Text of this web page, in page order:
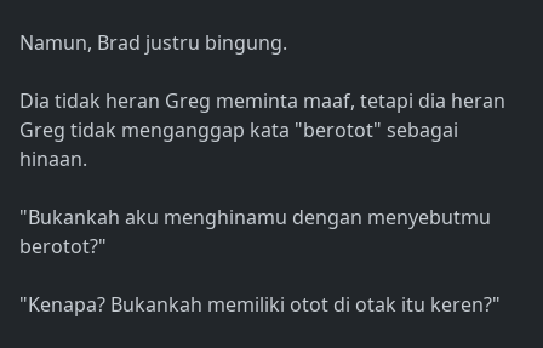
Namun, Brad justru bingung.
Dia tidak heran Greg meminta maaf, tetapi dia heran
Greg tidak menganggap kata "berotot" sebagai
hinaan.
"Bukankah aku menghinamu dengan menyebutmu
berotot?"
"Kenapa? Bukankah memiliki otot di otak itu keren?"